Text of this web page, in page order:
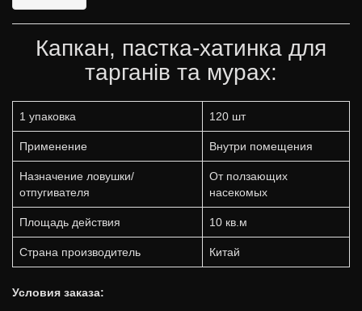
Капкан, пастка-хатинка для
тарганів та мурах:
1 упаковка 120 шт
Применение Внутри помещения
Назначение ловушки/
отпугивателя
От ползающих
насекомых
Площадь действия 10 кв.м
Страна производитель Китай
Условия заказа: